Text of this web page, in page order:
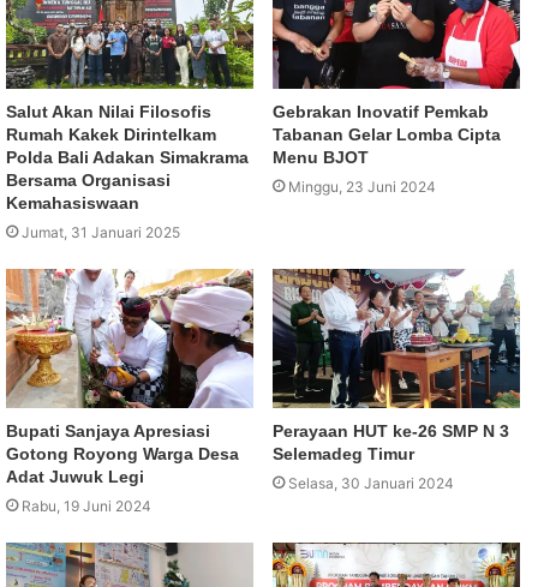
Salut Akan Nilai Filosofis
Rumah Kakek Dirintelkam
Polda Bali Adakan Simakrama
Bersama Organisasi
Kemahasiswaan
Jumat, 31 Januari 2025
Gebrakan Inovatif Pemkab
Tabanan Gelar Lomba Cipta
Menu BJOT
Minggu, 23 Juni 2024
Bupati Sanjaya Apresiasi
Gotong Royong Warga Desa
Adat Juwuk Legi
Rabu, 19 Juni 2024
Perayaan HUT ke-26 SMP N 3
Selemadeg Timur
Selasa, 30 Januari 2024